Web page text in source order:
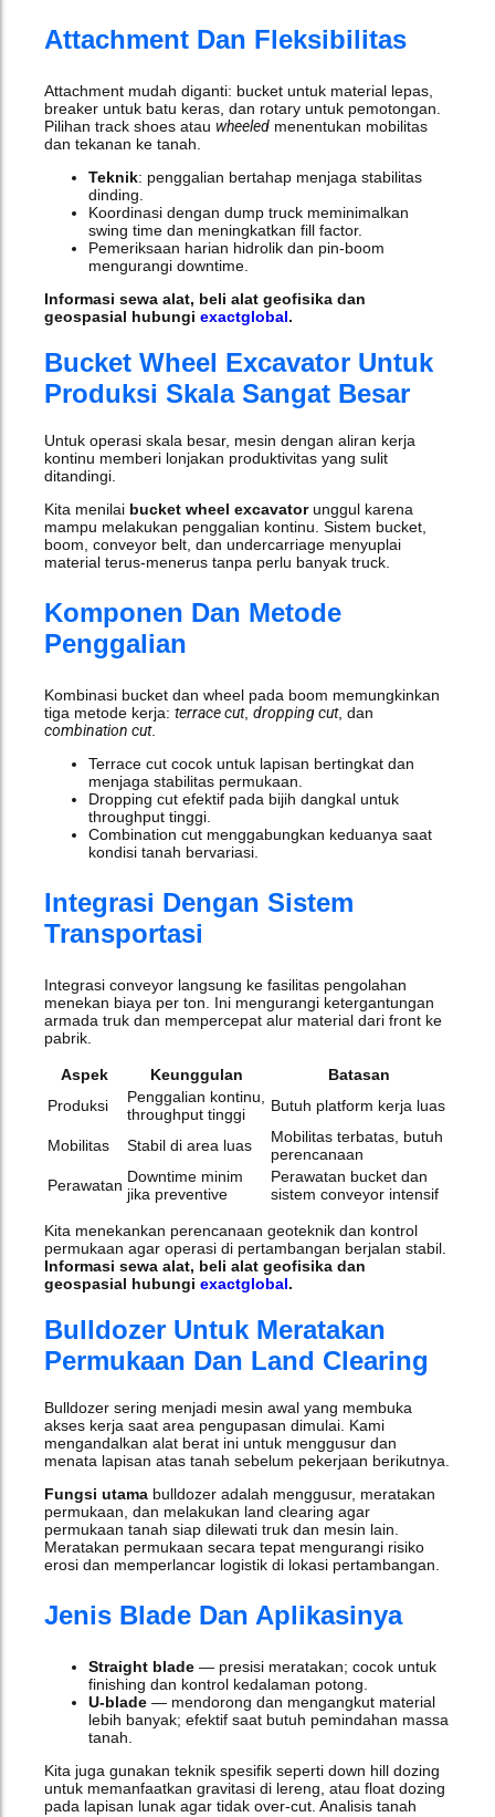
Attachment Dan Fleksibilitas
Attachment mudah diganti: bucket untuk material lepas,
breaker untuk batu keras, dan rotary untuk pemotongan.
Pilihan track shoes atau wheeledmenentukan mobilitas
dan tekanan ke tanah.
Teknik: penggalian bertahap menjaga stabilitas
dinding.
Koordinasi dengan dump truck meminimalkan
swing time dan meningkatkan fill factor.
Pemeriksaan harian hidrolik dan pin-boom
mengurangi downtime.
Informasi sewa alat, beli alat geofisika dan
geospasial hubungi exactglobal.
Bucket Wheel Excavator Untuk
Produksi Skala Sangat Besar
Untuk operasi skala besar, mesin dengan aliran kerja
kontinu memberi lonjakan produktivitas yang sulit
ditandingi.
Kita menilai bucket wheel excavatorunggul karena
mampu melakukan penggalian kontinu. Sistem bucket,
boom, conveyor belt, dan undercarriage menyuplai
material terus-menerus tanpa perlu banyak truck.
Komponen Dan Metode
Penggalian
Kombinasi bucket dan wheel pada boom memungkinkan
tiga metode kerja: terrace cut, dropping cut, dan
combination cut.
Terrace cut cocok untuk lapisan bertingkat dan
menjaga stabilitas permukaan.
Dropping cut efektif pada bijih dangkal untuk
throughput tinggi.
Combination cut menggabungkan keduanya saat
kondisi tanah bervariasi.
Integrasi Dengan Sistem
Transportasi
Integrasi conveyor langsung ke fasilitas pengolahan
menekan biaya per ton. Ini mengurangi ketergantungan
armada truk dan mempercepat alur material dari front ke
pabrik.
Aspek Keunggulan
Batasan
Produksi
Penggalian kontinu,
throughput tinggi
Butuh platform kerja luas
Mobilitas Stabil di area luas
Mobilitas terbatas, butuh
perencanaan
Perawatan Downtime minim
jika preventive
Perawatan bucket dan
sistem conveyor intensif
Kita menekankan perencanaan geoteknik dan kontrol
permukaan agar operasi di pertambangan berjalan stabil.
Informasi sewa alat, beli alat geofisika dan
geospasial hubungi exactglobal.
Bulldozer Untuk Meratakan
Permukaan Dan Land Clearing
Bulldozer sering menjadi mesin awal yang membuka
akses kerja saat area pengupasan dimulai. Kami
mengandalkan alat berat ini untuk menggusur dan
menata lapisan atas tanah sebelum pekerjaan berikutnya.
Fungsi utamabulldozer adalah menggusur, meratakan
permukaan, dan melakukan land clearing agar
permukaan tanah siap dilewati truk dan mesin lain.
Meratakan permukaan secara tepat mengurangi risiko
erosi dan memperlancar logistik di lokasi pertambangan.
Jenis Blade Dan Aplikasinya
Straight blade— presisi meratakan; cocok untuk
finishing dan kontrol kedalaman potong.
U-blade— mendorong dan mengangkut material
lebih banyak; efektif saat butuh pemindahan massa
tanah.
Kita juga gunakan teknik spesifik seperti down hill dozing
untuk memanfaatkan gravitasi di lereng, atau float dozing
pada lapisan lunak agar tidak over‑cut. Analisis tanah